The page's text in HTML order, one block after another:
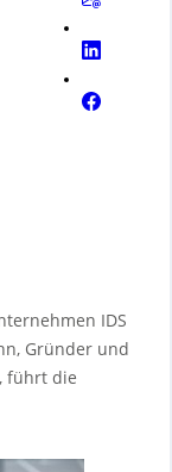
IDS
Gründer und
führt die